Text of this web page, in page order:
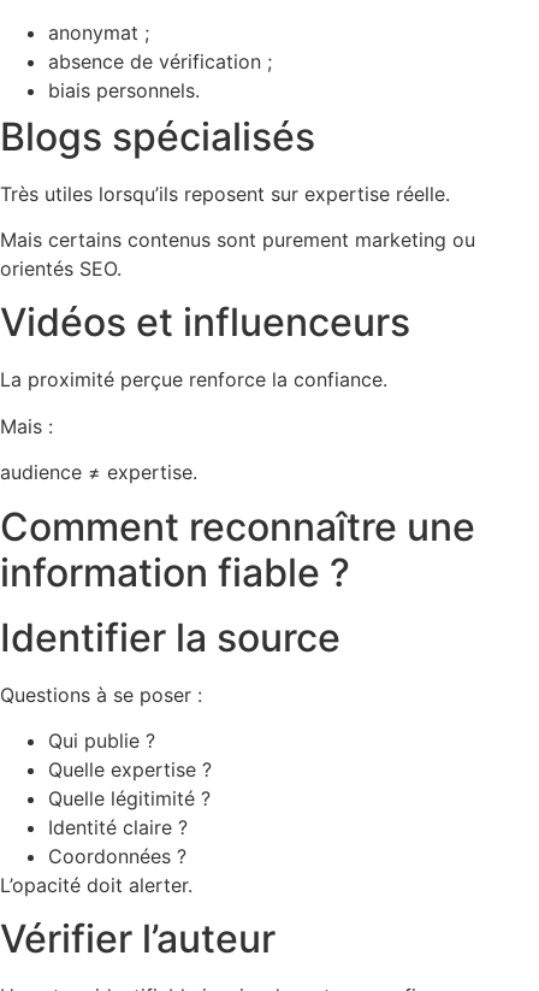
anonymat ;
absence de vérification ;
biais personnels.
Blogs spécialisés
Très utiles lorsqu’ils reposent sur expertise réelle.
Mais certains contenus sont purement marketing ou
orientés SEO.
Vidéos et influenceurs
La proximité perçue renforce la confiance.
Mais :
audience ≠ expertise.
Comment reconnaître une
information fiable ?
Identifier la source
Questions à se poser :
Qui publie ?
Quelle expertise ?
Quelle légitimité ?
Identité claire ?
Coordonnées ?
L’opacité doit alerter.
Vérifier l’auteur